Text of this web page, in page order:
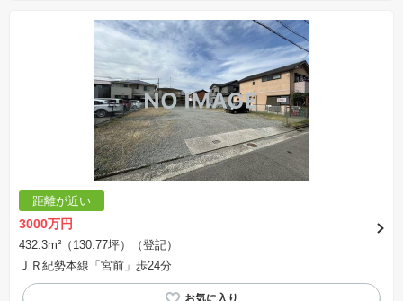
距離が近い
3000万円
432.3m²（130.77坪）（登記）
ＪＲ紀勢本線「宮前」歩24分